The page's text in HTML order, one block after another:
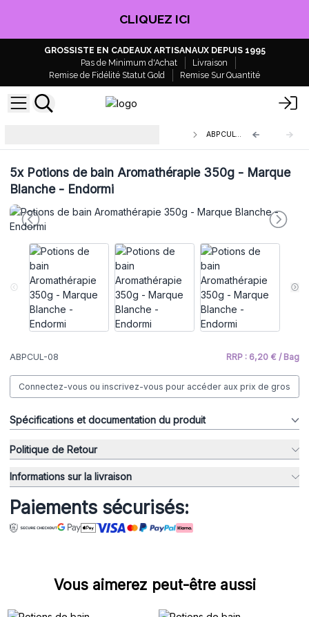
CLIQUEZ ICI
GROSSISTE EN CADEAUX ARTISANAUX DEPUIS 1995
Pas de Minimum d'Achat
Livraison
Remise de Fidélité Statut Gold
Remise Sur Quantité
ABPCUL-08
5xPotions de bain Aromathérapie 350g - Marque
Blanche - Endormi
ABPCUL-08 RRP : 6,20 € / Bag
Connectez-vous ou inscrivez-vous pour accéder aux prix de gros
Spécifications et documentation du produit
Politique de Retour
Informations sur la livraison
Paiements sécurisés:
Vous aimerez peut-être aussi